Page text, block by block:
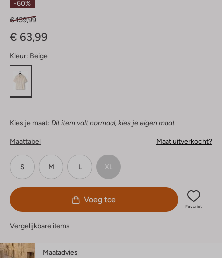
-60%
€ 159,99
€ 63,99
Kleur: Beige
Kies je maat: Dit item valt normaal, kies je eigen maat
Maattabel Maat uitverkocht?
S M L XL
Voeg toe
Favoriet
Vergelijkbare items
Maatadvies